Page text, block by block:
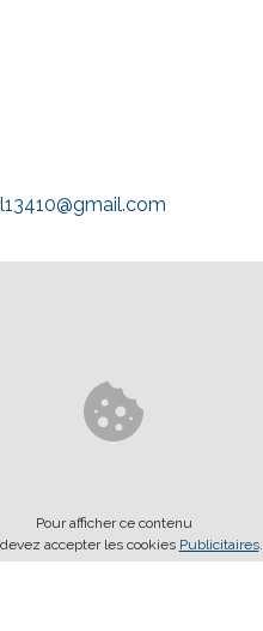
Pour afficher ce contenu
accepter les cookies Publicitaires.